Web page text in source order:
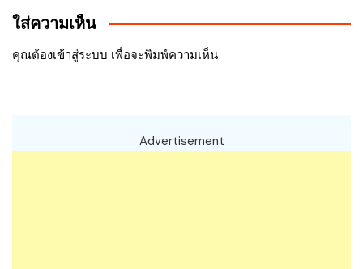
เรื่อง
ใส่ความเห็น
คุณต้องเข้าสู่ระบบ เพื่อจะพิมพ์ความเห็น
Advertisement